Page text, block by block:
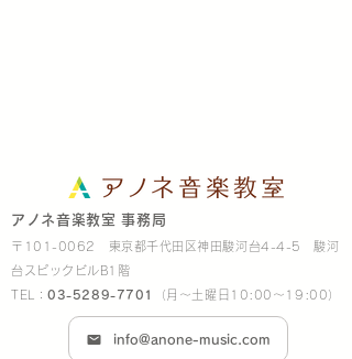
アノネ音楽教室 事務局
〒101-0062 東京都千代田区神田駿河台4-4-5 駿河
台スピックビルB1階
TEL：03-5289-7701 （月～土曜日10:00～19:00）
info@anone-music.com